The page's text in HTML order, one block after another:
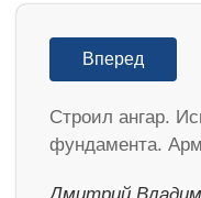
Вперед
Строил ангар.
фундамента.